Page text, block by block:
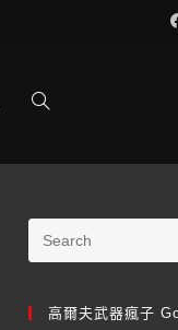
高爾夫武器瘋子